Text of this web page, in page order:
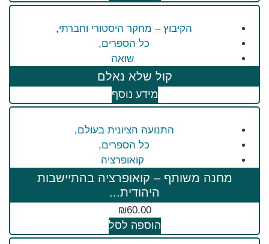
הקיבוץ – מחקר היסטורי וחברתי,
כל הספרים,
שואה
קול שלא נאלם
מידע נוסף
התנועה הציונית בעולם,
כל הספרים,
קואופרציה
מחנה משותף – קואופרציה בהתיישבות
היהודית...
₪60.00
הוספה לסל